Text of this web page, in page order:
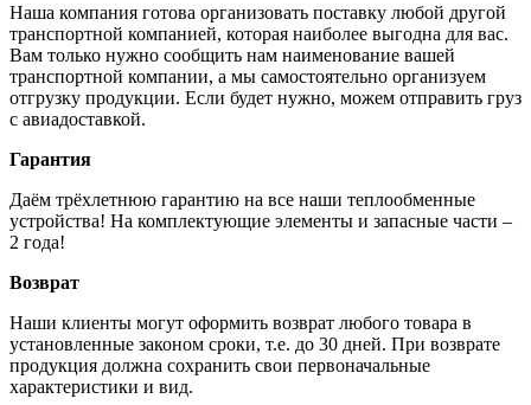
Наша компания готова организовать поставку любой другой
транспортной компанией, которая наиболее выгодна для вас.
Вам только нужно сообщить нам наименование вашей
транспортной компании, а мы самостоятельно организуем
отгрузку продукции. Если будет нужно, можем отправить груз
с авиадоставкой.
Гарантия
Даём трёхлетнюю гарантию на все наши теплообменные
устройства! На комплектующие элементы и запасные части –
2 года!
Возврат
Наши клиенты могут оформить возврат любого товара в
установленные законом сроки, т.е. до 30 дней. При возврате
продукция должна сохранить свои первоначальные
характеристики и вид.